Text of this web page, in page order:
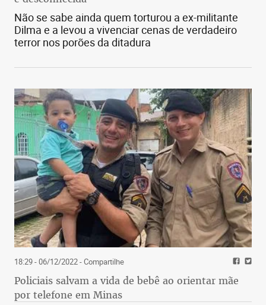
Não se sabe ainda quem torturou a ex-militante
Dilma e a levou a vivenciar cenas de verdadeiro
terror nos porões da ditadura
18:29 - 06/12/2022- Compartilhe
Policiais salvam a vida de bebê ao orientar mãe
por telefone em Minas